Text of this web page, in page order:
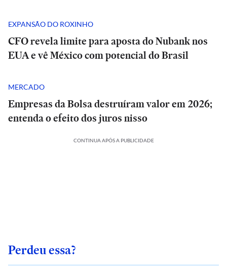
EXPANSÃO DO ROXINHO
CFO revela limite para aposta do Nubank nos
EUA e vê México com potencial do Brasil
MERCADO
Empresas da Bolsa destruíram valor em 2026;
entenda o efeito dos juros nisso
CONTINUA APÓS A PUBLICIDADE
Perdeu essa?